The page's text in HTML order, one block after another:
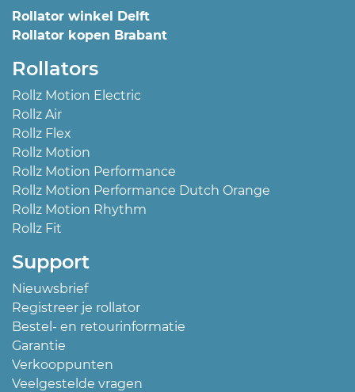
Rollator winkel Delft
Rollator kopen Brabant
Rollators
Rollz Motion Electric
Rollz Air
Rollz Flex
Rollz Motion
Rollz Motion Performance
Rollz Motion Performance Dutch Orange
Rollz Motion Rhythm
Rollz Fit
Support
Nieuwsbrief
Registreer je rollator
Bestel- en retourinformatie
Garantie
Verkooppunten
Veelgestelde vragen